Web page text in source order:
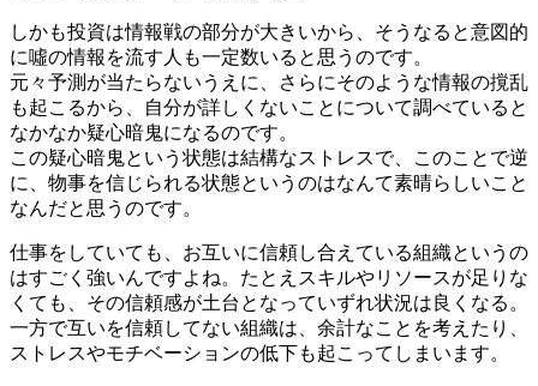
しかも投資は情報戦の部分が大きいから、そうなると意図的
に噓の情報を流す人も一定数いると思うのです。
元々予測が当たらないうえに、さらにそのような情報の撹乱
も起こるから、自分が詳しくないことについて調べていると
なかなか疑心暗鬼になるのです。
この疑心暗鬼という状態は結構なストレスで、このことで逆
に、物事を信じられる状態というのはなんて素晴らしいこと
なんだと思うのです。
仕事をしていても、お互いに信頼し合えている組織というの
はすごく強いんですよね。たとえスキルやリソースが足りな
くても、その信頼感が土台となっていずれ状況は良くなる。
一方で互いを信頼してない組織は、余計なことを考えたり、
ストレスやモチベーションの低下も起こってしまいます。